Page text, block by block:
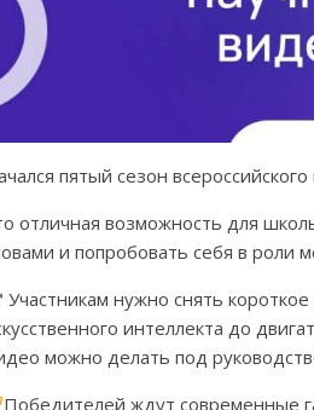
пятый сезон
отличная возможность для
и попробовать себя в роли
Участникам нужно снять
интеллекта до
можно делать под
Победителей ждут современные